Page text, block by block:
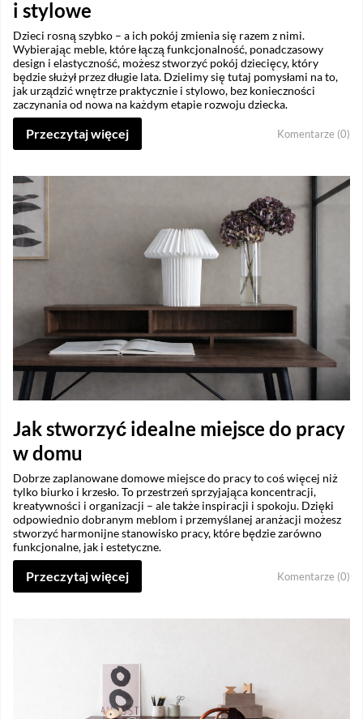
i stylowe
Dzieci rosną szybko – a ich pokój zmienia się razem z nimi.
Wybierając meble, które łączą funkcjonalność, ponadczasowy
design i elastyczność, możesz stworzyć pokój dziecięcy, który
będzie służył przez długie lata. Dzielimy się tutaj pomysłami na to,
jak urządzić wnętrze praktycznie i stylowo, bez konieczności
zaczynania od nowa na każdym etapie rozwoju dziecka.
Przeczytaj więcej Komentarze (0)
Jak stworzyć idealne miejsce do pracy
w domu
Dobrze zaplanowane domowe miejsce do pracy to coś więcej niż
tylko biurko i krzesło. To przestrzeń sprzyjająca koncentracji,
kreatywności i organizacji – ale także inspiracji i spokoju. Dzięki
odpowiednio dobranym meblom i przemyślanej aranżacji możesz
stworzyć harmonijne stanowisko pracy, które będzie zarówno
funkcjonalne, jak i estetyczne.
Przeczytaj więcej Komentarze (0)